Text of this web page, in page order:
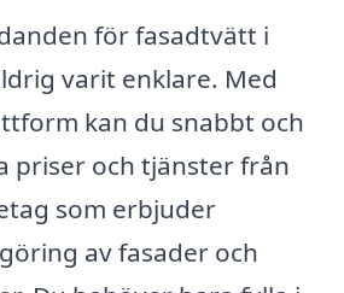
för fasadtvätt i
varit enklare. Med
kan du snabbt och
priser och tjänster från
som erbjuder
av fasader och